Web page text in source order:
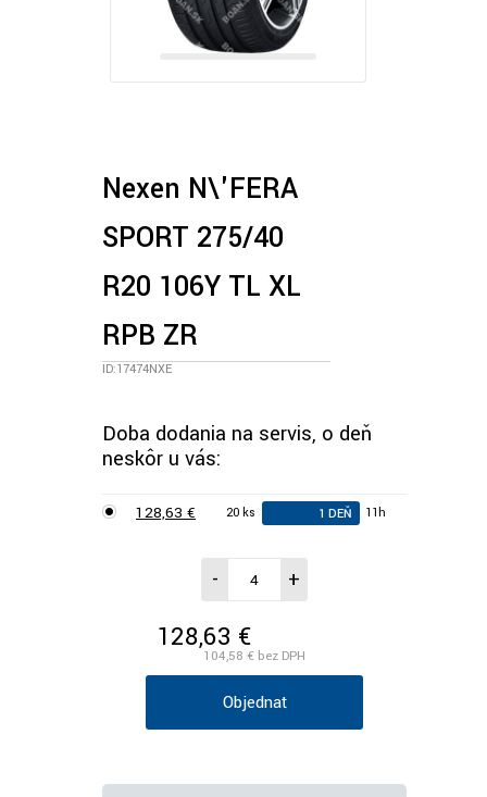
Nexen N\'FERA
SPORT 275/40
R20 106Y TL XL
RPB ZR
ID:17474NXE
Doba dodania na servis, o deň
neskôr u vás:
128,63 € 20 ks 1 DEŇ 11h
- +
128,63 €/ks vr. DPH
104,58 € bez DPH
Objednať